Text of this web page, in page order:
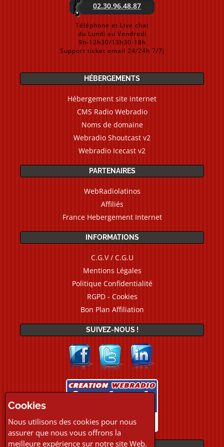
02.30.96.48.87
Téléphone et Live chat
du Lundi au Vendredi
9h-12h30/13h30-18h
Support ticket email 24/24h 7/7j
HÉBERGEMENTS
Hébergement site internet
CMS Radio Webradio
Noms de domaine
Webradio Shoutcast v2
Webradio Icecast v2
PARTENAIRES
WebRadiolatinos
Affiliés
France Hebergement Internet
INFORMATIONS
C.G.V / C.G.U
Mentions Légales
Politique Confidentialité
RGPD - Cookies
Bon Plan Affiliation
SUIVEZ-NOUS !
PAIEMENTS
Cookies
Nous utilisons des cookies pour nous
assurer que nous vous offrons la
meilleure expérience sur notre site Web.